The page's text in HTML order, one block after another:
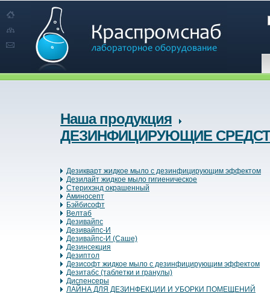
Наша продукция
ДЕЗИНФИЦИРУЮЩИЕ
Дезикварт жидкое мыло с дезинфицирующим эффектом
Дезилайт жидкое мыло гигиеническое
Стерихэнд окрашенный
Аминосепт
Бэйбисофт
Велтаб
Дезивайпс
Дезивайпс-И
Дезивайпс-И (Саше)
Дезинсекция
Дезиптол
Дезисофт жидкое мыло с дезинфицирующим эффектом
Дезитабс (таблетки и гранулы)
Диспенсеры
ЛАЙНА ДЛЯ ДЕЗИНФЕКЦИИ И УБОРКИ ПОМЕЩЕНИЙ